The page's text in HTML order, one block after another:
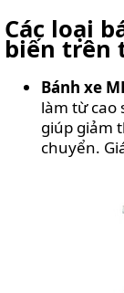
Các loại
biến trên
Bánh xe
làm từ cao
giúp giảm
chuyển.